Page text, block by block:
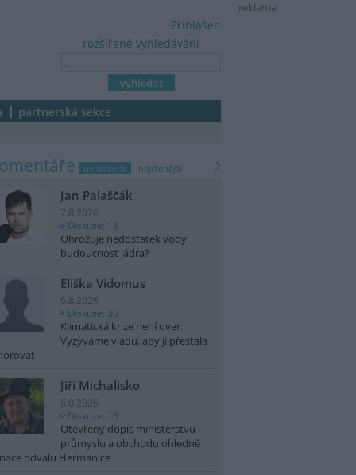
reklama
rozšířené vyhledávání
Přihlášení
partnerská sekce
nejnovější nejčtenější
Jan Palaščák
7.8.2026
Diskuse: 13
Ohrožuje nedostatek vody
budoucnost jádra?
Eliška Vidomus
6.8.2026
Diskuse: 30
Klimatická krize není over.
Vyzýváme vládu, aby ji přestala
Jiří Michalisko
6.8.2026
Diskuse: 18
Otevřený dopis ministerstvu
průmyslu a obchodu ohledně
odvalu Heřmanice